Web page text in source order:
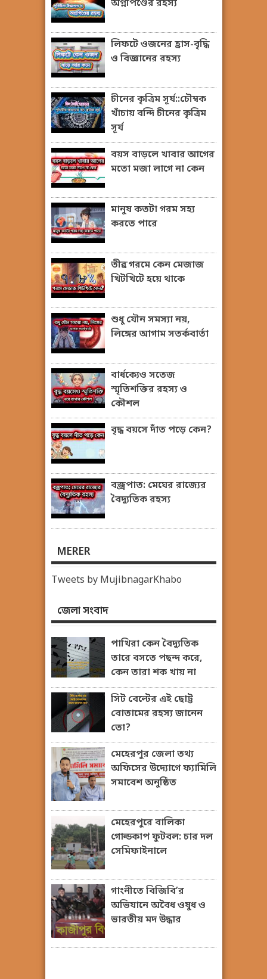
অগ্নপিণ্ডের রহস্য
লিফটে ওজনের হ্রাস-বৃদ্ধি
ও বিজ্ঞানের রহস্য
চীনের কৃত্রিম সূর্য::চৌম্বক
খাঁচায় বন্দি চীনের কৃত্রিম
সূর্য
বয়স বাড়লে খাবার আগের
মতো মজা লাগে না কেন
মানুষ কতটা গরম সহ্য
করতে পারে
তীব্র গরমে কেন মেজাজ
খিটখিটে হয়ে থাকে
শুধু যৌন সমস্যা নয়,
লিঙ্গের আগাম সতর্কবার্তা
বার্ধক্যেও সতেজ
স্মৃতিশক্তির রহস্য ও
কৌশল
বৃদ্ধ বয়সে দাঁত পড়ে কেন?
বজ্রপাত: মেঘের রাজ্যের
বৈদ্যুতিক রহস্য
MERER
Tweets by MujibnagarKhabo
জেলা সংবাদ
পাখিরা কেন বৈদ্যুতিক
তারে বসতে পছন্দ করে,
কেন তারা শক খায় না
সিট বেল্টের এই ছোট্ট
বোতামের রহস্য জানেন
তো?
মেহেরপুর জেলা তথ্য
অফিসের উদ্যোগে ফ্যামিলি
সমাবেশ অনুষ্ঠিত
মেহেরপুরে বালিকা
গোল্ডকাপ ফুটবল: চার দল
সেমিফাইনালে
গাংনীতে বিজিবি’র
অভিযানে অবৈধ ওষুধ ও
ভারতীয় মদ উদ্ধার